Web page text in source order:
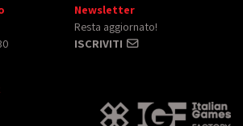
Newsletter
Resta aggiornato!
ISCRIVITI